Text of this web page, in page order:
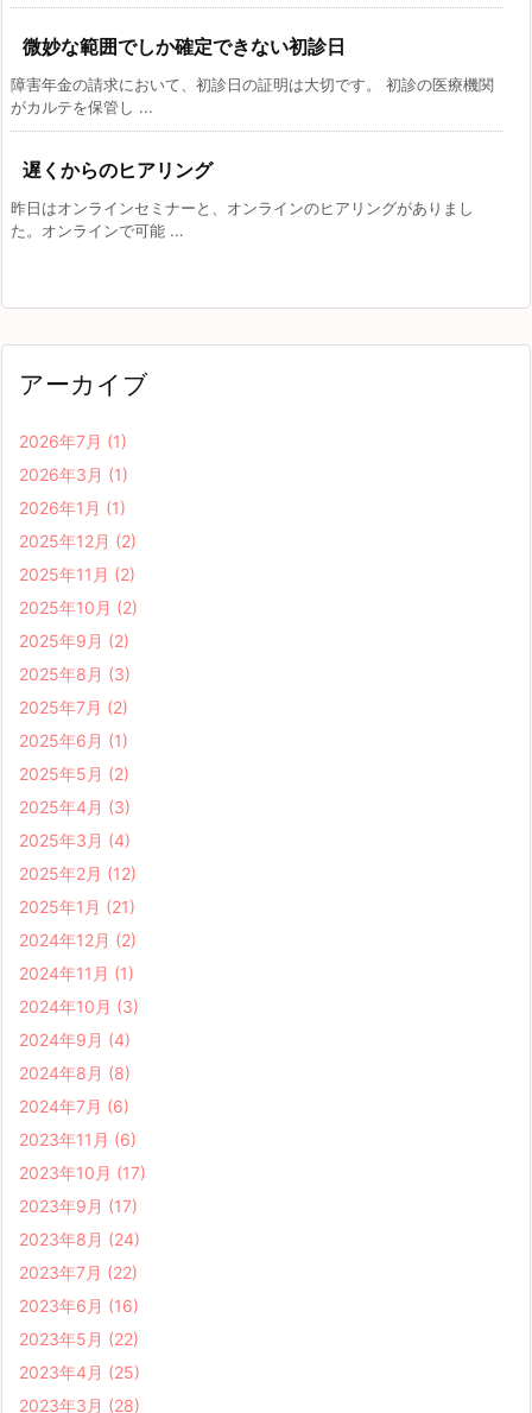
微妙な範囲でしか確定できない初診日
障害年金の請求において、初診日の証明は大切です。 初診の医療機関
がカルテを保管し ...
遅くからのヒアリング
昨日はオンラインセミナーと、オンラインのヒアリングがありまし
た。オンラインで可能 ...
アーカイブ
2026年7月 (1)
2026年3月 (1)
2026年1月 (1)
2025年12月 (2)
2025年11月 (2)
2025年10月 (2)
2025年9月 (2)
2025年8月 (3)
2025年7月 (2)
2025年6月 (1)
2025年5月 (2)
2025年4月 (3)
2025年3月 (4)
2025年2月 (12)
2025年1月 (21)
2024年12月 (2)
2024年11月 (1)
2024年10月 (3)
2024年9月 (4)
2024年8月 (8)
2024年7月 (6)
2023年11月 (6)
2023年10月 (17)
2023年9月 (17)
2023年8月 (24)
2023年7月 (22)
2023年6月 (16)
2023年5月 (22)
2023年4月 (25)
2023年3月 (28)